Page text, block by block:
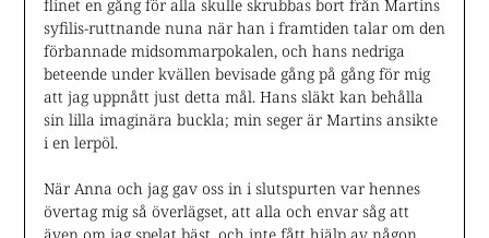
flinet en gång för alla skulle skrubbas bort från Martins
syfilis-ruttnande nuna när han i framtiden talar om den
förbannade midsommarpokalen, och hans nedriga
beteende under kvällen bevisade gång på gång för mig
att jag uppnått just detta mål. Hans släkt kan behålla
sin lilla imaginära buckla; min seger är Martins ansikte
i en lerpöl.
När Anna och jag gav oss in i slutspurten var hennes
övertag mig så överlägset, att alla och envar såg att
även om jag spelat bäst, och inte fått hjälp av någon